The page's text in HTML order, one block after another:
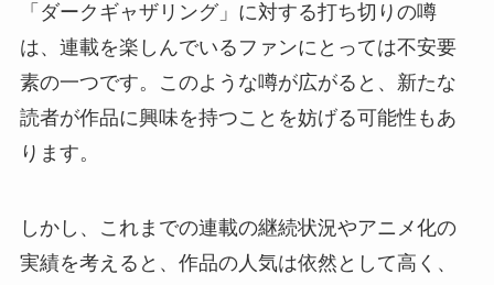
「ダークギャザリング」に対する打ち切りの噂
は、連載を楽しんでいるファンにとっては不安要
素の一つです。このような噂が広がると、新たな
読者が作品に興味を持つことを妨げる可能性もあ
ります。
しかし、これまでの連載の継続状況やアニメ化の
実績を考えると、作品の人気は依然として高く、